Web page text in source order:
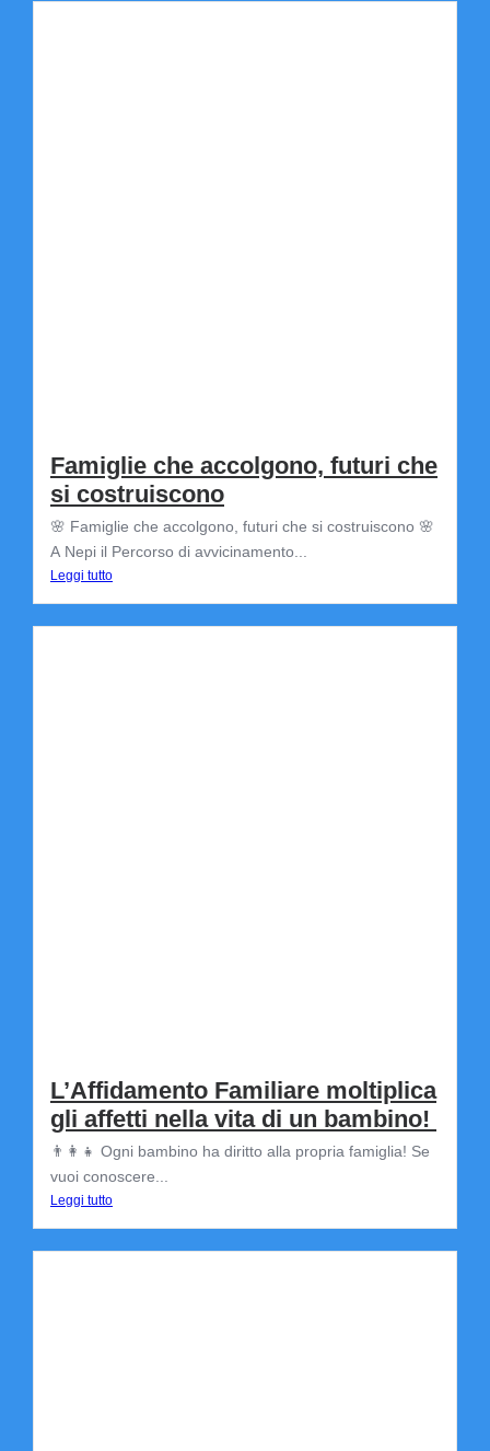
Famiglie che accolgono, futuri che
si costruiscono
🌸 Famiglie che accolgono, futuri che si costruiscono 🌸
A Nepi il Percorso di avvicinamento...
Leggi tutto
L’Affidamento Familiare moltiplica
gli affetti nella vita di un bambino!
👨‍👩‍👧 Ogni bambino ha diritto alla propria famiglia! Se
vuoi conoscere...
Leggi tutto